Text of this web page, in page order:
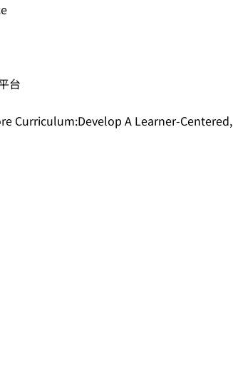
台
Curriculum:Develop A Learner-Centered,